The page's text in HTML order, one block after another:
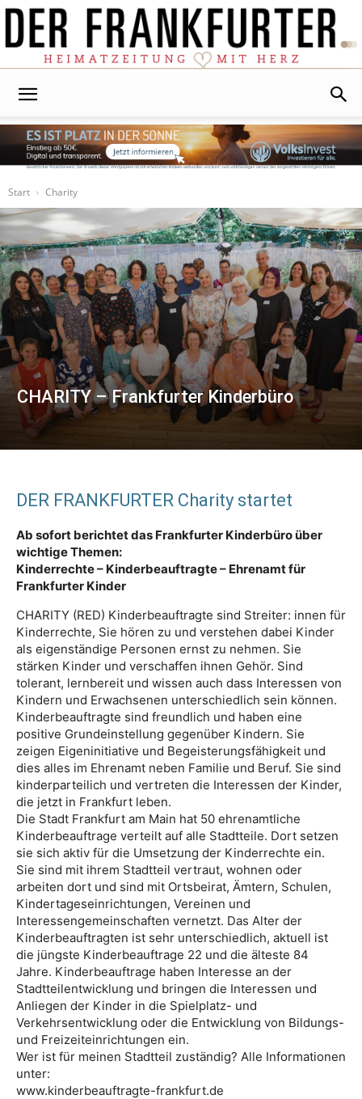
Start
Charity
CHARITY – Frankfurter Kinderbüro
DER FRANKFURTER Charity startet
Ab sofort berichtet das Frankfurter Kinderbüro über
wichtige Themen:
Kinderrechte – Kinderbeauftragte – Ehrenamt für
Frankfurter Kinder
CHARITY (RED) Kinderbeauftragte sind Streiter: innen für
Kinderrechte, Sie hören zu und verstehen dabei Kinder
als eigenständige Personen ernst zu nehmen. Sie
stärken Kinder und verschaffen ihnen Gehör. Sind
tolerant, lernbereit und wissen auch dass Interessen von
Kindern und Erwachsenen unterschiedlich sein können.
Kinderbeauftragte sind freundlich und haben eine
positive Grundeinstellung gegenüber Kindern. Sie
zeigen Eigeninitiative und Begeisterungsfähigkeit und
dies alles im Ehrenamt neben Familie und Beruf. Sie sind
kinderparteilich und vertreten die Interessen der Kinder,
die jetzt in Frankfurt leben.
Die Stadt Frankfurt am Main hat 50 ehrenamtliche
Kinderbeauftrage verteilt auf alle Stadtteile. Dort setzen
sie sich aktiv für die Umsetzung der Kinderrechte ein.
Sie sind mit ihrem Stadtteil vertraut, wohnen oder
arbeiten dort und sind mit Ortsbeirat, Ämtern, Schulen,
Kindertageseinrichtungen, Vereinen und
Interessengemeinschaften vernetzt. Das Alter der
Kinderbeauftragten ist sehr unterschiedlich, aktuell ist
die jüngste Kinderbeauftrage 22 und die älteste 84
Jahre. Kinderbeauftrage haben Interesse an der
Stadtteilentwicklung und bringen die Interessen und
Anliegen der Kinder in die Spielplatz- und
Verkehrsentwicklung oder die Entwicklung von Bildungs-
und Freizeiteinrichtungen ein.
Wer ist für meinen Stadtteil zuständig? Alle Informationen
unter:
www.kinderbeauftragte-frankfurt.de